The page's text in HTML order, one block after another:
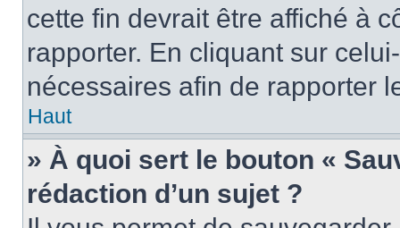
cette fin devrait être affiché à
rapporter. En cliquant sur
nécessaires afin de rapporter
Haut
» À quoi sert le bouton «
rédaction d’un sujet ?